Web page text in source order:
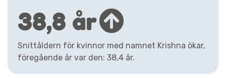
38,8 år
Snittåldern för kvinnor med namnet Krishna ökar,
föregående år var den: 38,4 år.